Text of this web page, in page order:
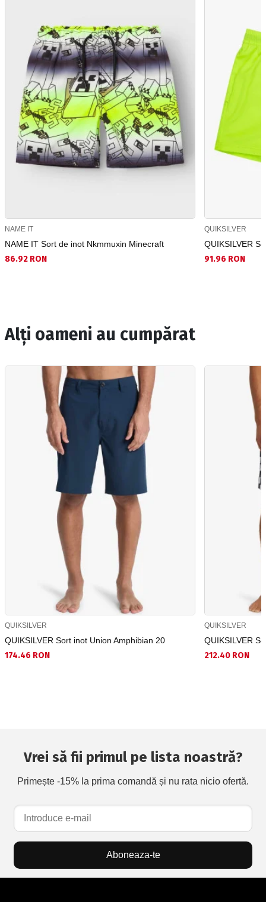
NAME IT
NAME IT Sort de inot Nkmmuxin Minecraft
86.92 RON
QUIKSILVER
QUIKSILVER
91.96 RON
Alți oameni au cumpărat
QUIKSILVER
QUIKSILVER Sort inot Union Amphibian 20
174.46 RON
QUIKSILVER
QUIKSILVER
212.40 RON
Vrei să fii primul pe lista noastră?
Primește -15% la prima comandă și nu rata nicio ofertă.
Aboneaza-te